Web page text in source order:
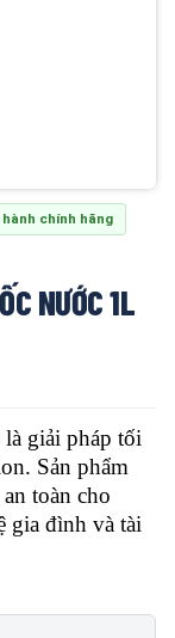
hành chính hãng
NƯỚC 1L
là giải pháp tối
Sản phẩm
toàn cho
gia đình và tài